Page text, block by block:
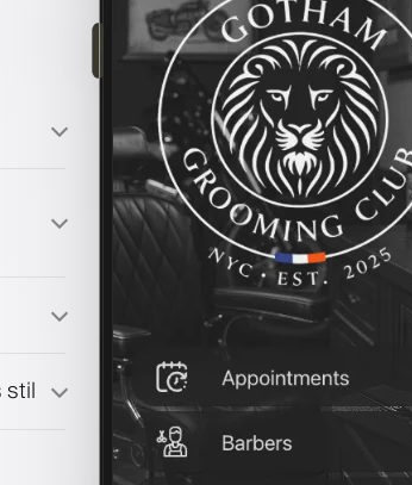
stil